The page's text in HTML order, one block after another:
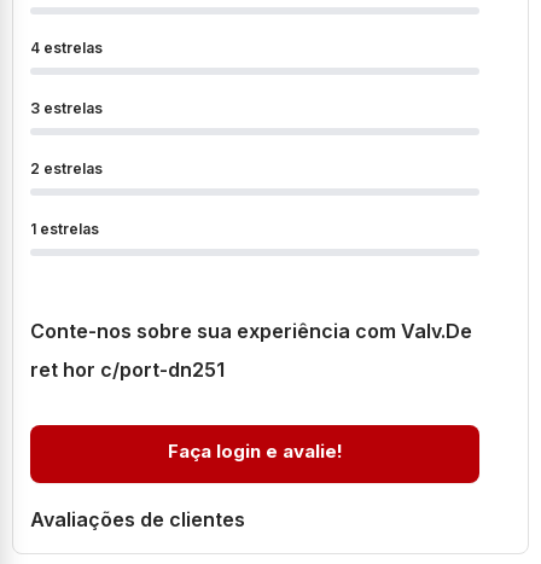
4 estrelas
3 estrelas
2 estrelas
1 estrelas
Conte-nos sobre sua experiência com Valv.De
ret hor c/port-dn251
Faça login e avalie!
Avaliações de clientes